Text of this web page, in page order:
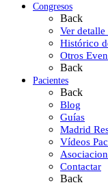
Congresos
Back
Ver
Histórico
Otros
Back
Pacientes
Back
Blog
Guías
Madrid
Vídeos
Contactar
Back